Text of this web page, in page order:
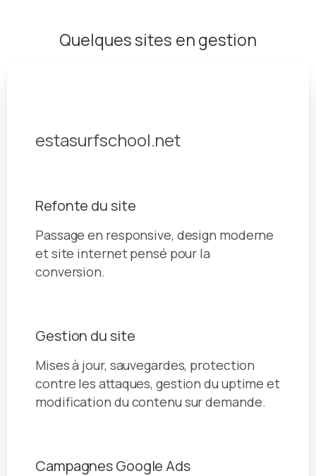
Quelques sites en gestion
estasurfschool.net
Refonte du site
Passage en responsive, design moderne
et site internet pensé pour la
conversion.
Gestion du site
Mises à jour, sauvegardes, protection
contre les attaques, gestion du uptime et
modification du contenu sur demande.
Campagnes Google Ads